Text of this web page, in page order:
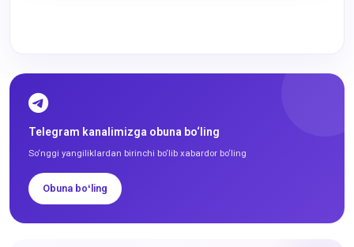
Telegram kanalimizga obuna bo‘ling
So‘nggi yangiliklardan birinchi bo‘lib xabardor bo‘ling
Obuna boʻling